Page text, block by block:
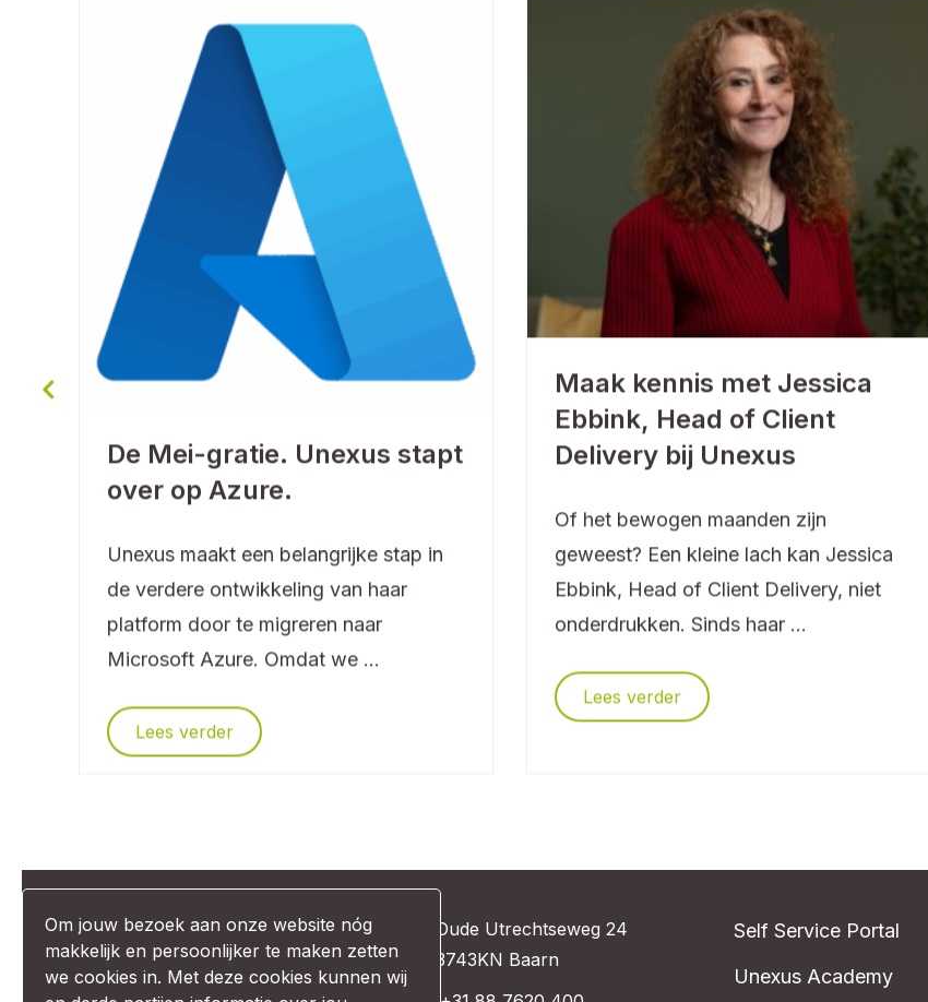
De Mei-gratie. Unexus stapt
over op Azure.
Unexus maakt een belangrijke stap in
de verdere ontwikkeling van haar
platform door te migreren naar
Microsoft Azure. Omdat we ...
Lees verder
Maak kennis met Jessica
Ebbink, Head of Client
Delivery bij Unexus
Of het bewogen maanden zijn
geweest? Een kleine lach kan Jessica
Ebbink, Head of Client Delivery, niet
onderdrukken. Sinds haar ...
Lees verder
Oude Utrechtseweg 24
3743KN Baarn
Self Service Portal
Unexus Academy
Om jouw bezoek aan onze website nóg
makkelijk en persoonlijker te maken zetten
we cookies in. Met deze cookies kunnen wij